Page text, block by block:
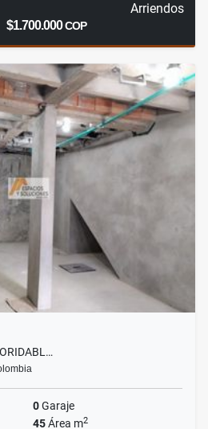
Arriendos
$1.700.000COP
0Garaje
45Área m2